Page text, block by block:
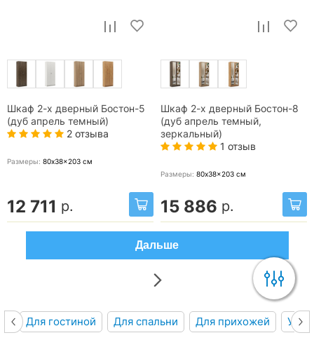
Шкаф 2-х дверный Бостон-5
(дуб апрель темный)
2 отзыва
Размеры: 80x38x203 см
12 711 р.
Шкаф 2-х дверный Бостон-8
(дуб апрель темный,
зеркальный)
1 отзыв
Размеры: 80x38x203 см
15 886 р.
Дальше
Для гостиной Для спальни Для прихожей